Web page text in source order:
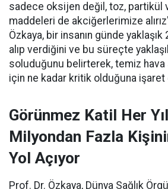
sadece oksijen değil, toz, partikül
maddeleri de akciğerlerimize
Özkaya, bir insanın günde
alıp verdiğini ve bu süreçte
soluduğunu belirterek, temiz hava
için ne kadar kritik olduğuna işaret
Görünmez Katil Her
Milyondan Fazla
Yol Açıyor
Prof. Dr. Özkaya, Dünya Sağlık